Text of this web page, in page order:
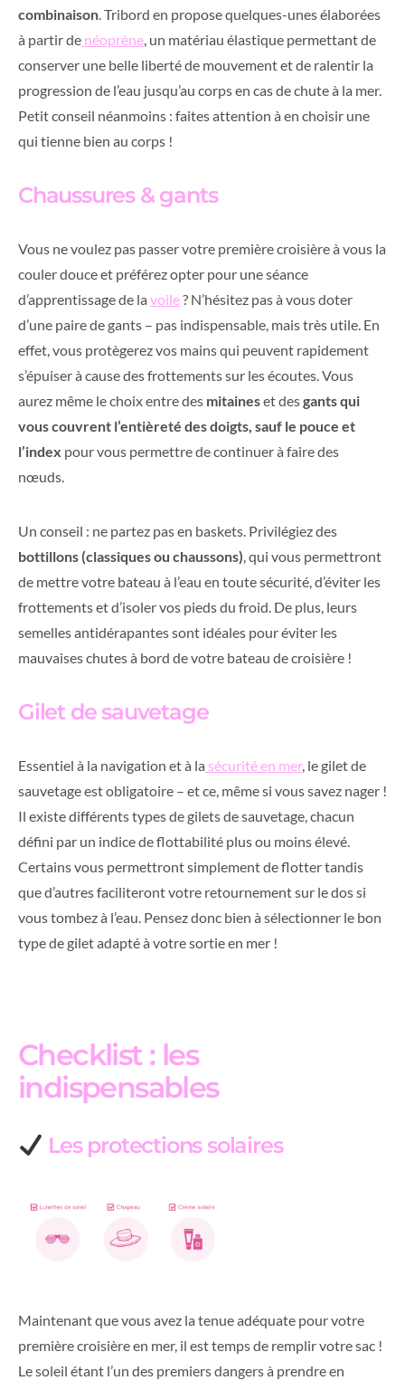
combinaison. Tribord en propose quelques-unes élaborées
à partir de néoprène, un matériau élastique permettant de
conserver une belle liberté de mouvement et de ralentir la
progression de l’eau jusqu’au corps en cas de chute à la mer.
Petit conseil néanmoins : faites attention à en choisir une
qui tienne bien au corps !
Chaussures & gants
Vous ne voulez pas passer votre première croisière à vous la
couler douce et préférez opter pour une séance
d’apprentissage de la voile? N’hésitez pas à vous doter
d’une paire de gants – pas indispensable, mais très utile. En
effet, vous protègerez vos mains qui peuvent rapidement
s’épuiser à cause des frottements sur les écoutes. Vous
aurez même le choix entre des mitaineset desgants qui
vous couvrent l’entièreté des doigts, sauf le pouce et
l’index pour vous permettre de continuer à faire des
nœuds.
Un conseil : ne partez pas en baskets. Privilégiez des
bottillons (classiques ou chaussons), qui vous permettront
de mettre votre bateau à l’eau en toute sécurité, d’éviter les
frottements et d’isoler vos pieds du froid. De plus, leurs
semelles antidérapantes sont idéales pour éviter les
mauvaises chutes à bord de votre bateau de croisière !
Gilet de sauvetage
Essentiel à la navigation et à la sécurité en mer, le gilet de
sauvetage est obligatoire – et ce, même si vous savez nager !
Il existe différents types de gilets de sauvetage, chacun
défini par un indice de flottabilité plus ou moins élevé.
Certains vous permettront simplement de flotter tandis
que d’autres faciliteront votre retournement sur le dos si
vous tombez à l’eau. Pensez donc bien à sélectionner le bon
type de gilet adapté à votre sortie en mer !
Checklist : les
indispensables
Les protections solaires
Maintenant que vous avez la tenue adéquate pour votre
première croisière en mer, il est temps de remplir votre sac !
Le soleil étant l’un des premiers dangers à prendre en